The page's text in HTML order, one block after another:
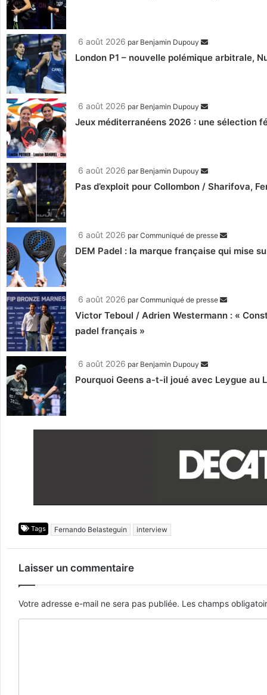
6 août 2026 par Benjamin Dupouy
London P1 – nouvelle polémique arbitrale,
6 août 2026 par Benjamin Dupouy
Jeux méditerranéens 2026 : une sélection
6 août 2026 par Benjamin Dupouy
Pas d’exploit pour Collombon / Sharifova,
6 août 2026 parCommuniqué de presse
DEM Padel : la marque française qui mise
6 août 2026 parCommuniqué de presse
Victor Teboul / Adrien Westermann : «
padel français »
6 août 2026 par Benjamin Dupouy
Pourquoi Geens a-t-il joué avec Leygue au
Tags Fernando Belasteguin interview
Laisser un commentaire
Votre adresse e-mail ne sera pas publiée. Les champs